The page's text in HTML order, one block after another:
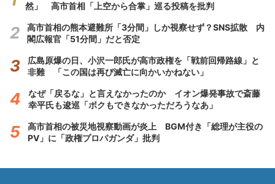
然」 高市首相「上空から合掌」巡る投稿を批判
高市首相の熊本避難所「3分間」しか視察せず？SNS拡散 内
閣広報官「51分間」だと否定
広島原爆の日、小沢一郎氏が高市政権を「戦前回帰路線」と
非難 「この国は再び滅亡に向かいかねない」
なぜ「戻るな」と言えなかったのか イオン爆発事故で斎藤
幸平氏も逡巡「ボクもできなかっただろうなあ」
高市首相の被災地視察動画が炎上 BGM付き「総理が主役の
PV」に「政権プロパガンダ」批判